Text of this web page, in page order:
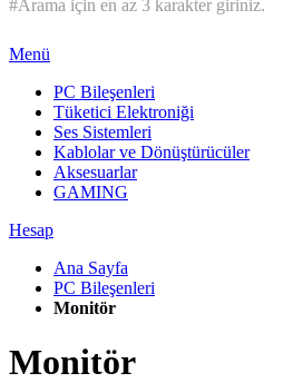
#Arama için en az 3 karakter giriniz.
Menü
PC Bileşenleri
Tüketici Elektroniği
Ses Sistemleri
Kablolar ve Dönüştürücüler
Aksesuarlar
GAMING
Hesap
Ana Sayfa
PC Bileşenleri
Monitör
Monitör